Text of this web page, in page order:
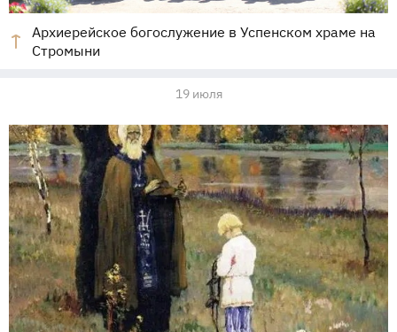
Архиерейское богослужение в Успенском храме на
Стромыни
19 июля